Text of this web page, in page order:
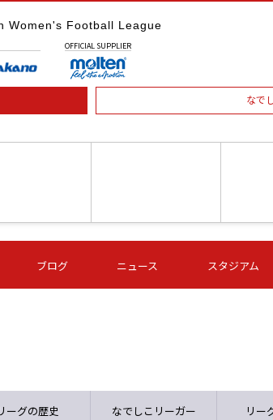
Women's Football League
OFFICIAL SUPPLIER
なで
09/05 (土) 16:00
ＡＧＦ
-
いちご
-
第16
ブログ ニュース スタジアム
ーグの歴史 なでしこリーガー リー